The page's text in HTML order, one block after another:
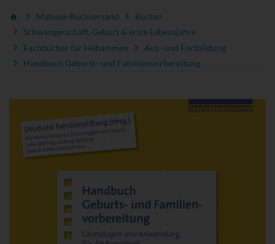
Mabuse-Buchversand
Bücher
Schwangerschaft, Geburt & erste Lebensjahre
Fachbücher für Hebammen
Aus- und Fortbildung
Handbuch Geburts- und Familienvorbereitung